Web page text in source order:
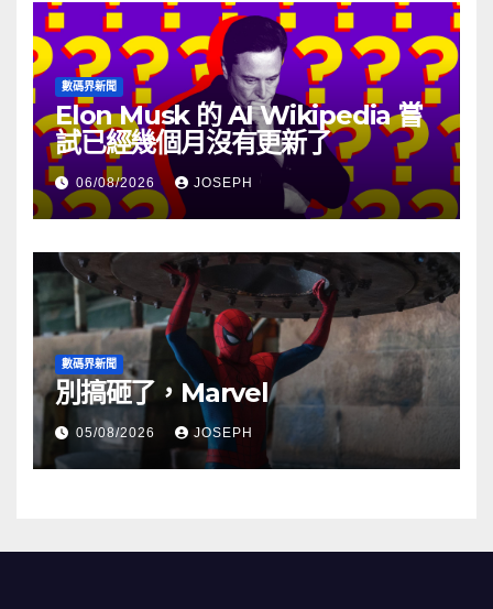
數碼界新聞
Elon Musk 的 AI Wikipedia 嘗
試已經幾個月沒有更新了
06/08/2026 JOSEPH
數碼界新聞
別搞砸了，Marvel
05/08/2026 JOSEPH